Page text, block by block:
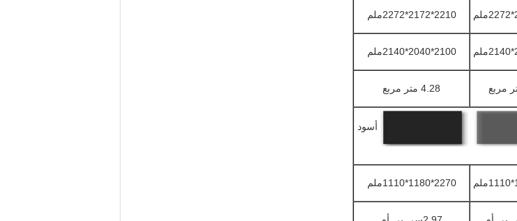
2210*2172*2272ملم
2100*2040*2140ملم
4.28 متر مربع
أسود
2270*1180*1110ملم